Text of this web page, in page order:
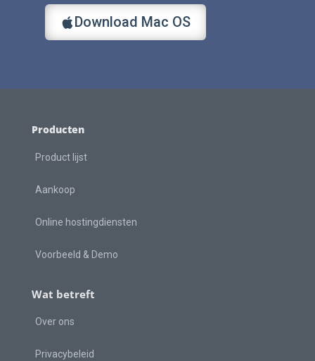
Download Mac OS
Producten
Product lijst
Aankoop
Online hostingdiensten
Voorbeeld & Demo
Wat betreft
Over ons
Privacybeleid